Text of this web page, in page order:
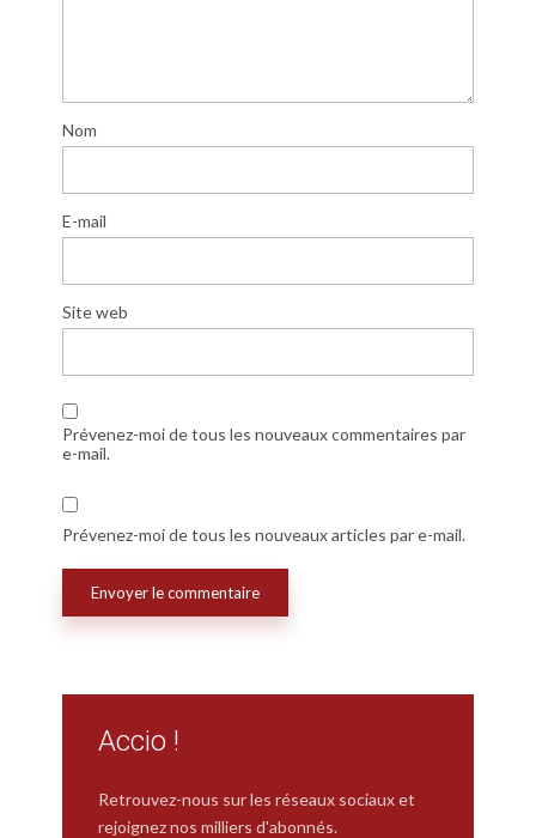
Nom
E-mail
Site web
Prévenez-moi de tous les nouveaux commentaires par
e-mail.
Prévenez-moi de tous les nouveaux articles par e-mail.
Accio !
Retrouvez-nous sur les réseaux sociaux et
rejoignez nos milliers d'abonnés.